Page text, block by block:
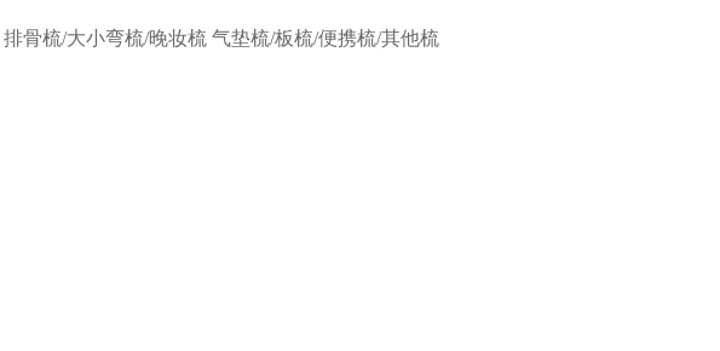
排骨梳/大小弯梳/晚妆梳 气垫梳/板梳/便携梳/其他梳